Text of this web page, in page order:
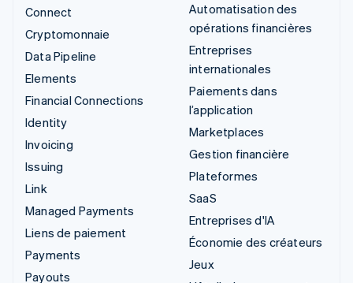
Connect
Cryptomonnaie
Data Pipeline
Elements
Financial Connections
Identity
Invoicing
Issuing
Link
Managed Payments
Liens de paiement
Payments
Payouts
Automatisation des
opérations financières
Entreprises
internationales
Paiements dans
l’application
Marketplaces
Gestion financière
Plateformes
SaaS
Entreprises d'IA
Économie des créateurs
Jeux